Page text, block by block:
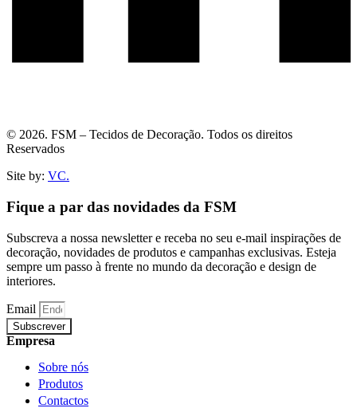
© 2026. FSM – Tecidos de Decoração. Todos os direitos
Reservados
Site by: VC.
Fique a par das novidades da FSM
Subscreva a nossa newsletter e receba no seu e-mail inspirações de
decoração, novidades de produtos e campanhas exclusivas. Esteja
sempre um passo à frente no mundo da decoração e design de
interiores.
Email
Subscrever
Empresa
Sobre nós
Produtos
Contactos